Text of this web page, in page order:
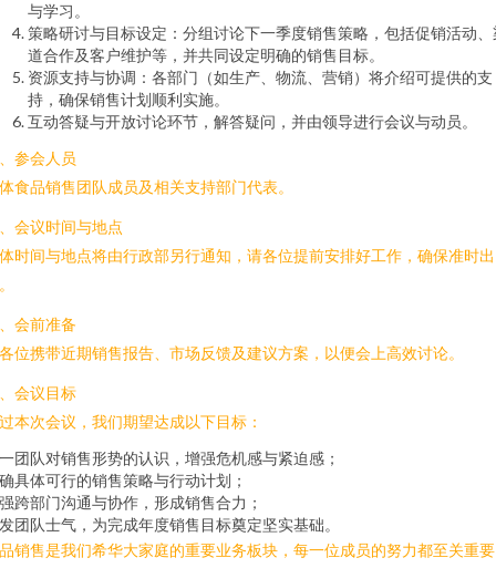
与学习。
策略研讨与目标设定：分组讨论下一季度销售策略，包括促销活动、
道合作及客户维护等，并共同设定明确的销售目标。
资源支持与协调：各部门（如生产、物流、营销）将介绍可提供的支
持，确保销售计划顺利实施。
互动答疑与开放讨论环节，解答疑问，并由领导进行会议与动员。
参会人员
食品销售团队成员及相关支持部门代表。
会议时间与地点
时间与地点将由行政部另行通知，请各位提前安排好工作，确保准时出
会前准备
位携带近期销售报告、市场反馈及建议方案，以便会上高效讨论。
会议目标
本次会议，我们期望达成以下目标：
团队对销售形势的认识，增强危机感与紧迫感；
具体可行的销售策略与行动计划；
跨部门沟通与协作，形成销售合力；
团队士气，为完成年度销售目标奠定坚实基础。
销售是我们希华大家庭的重要业务板块，每一位成员的努力都至关重